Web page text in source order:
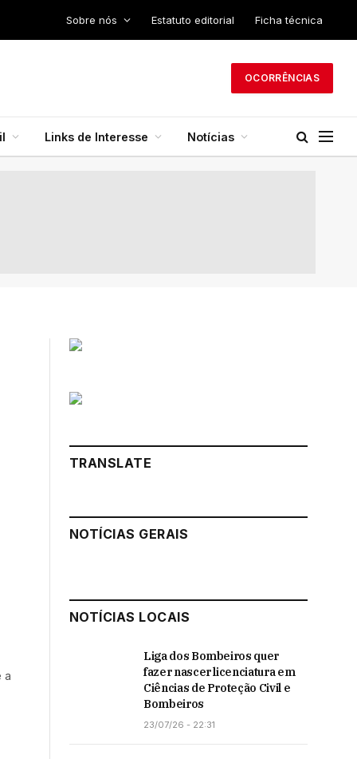
Sobre nós Estatuto editorial Ficha técnica
OCORRÊNCIAS
Links de Interesse Notícias
a
TRANSLATE
NOTÍCIAS GERAIS
NOTÍCIAS LOCAIS
Liga dos Bombeiros quer
fazer nascer licenciatura em
Ciências de Proteção Civil e
Bombeiros
23/07/26 - 22:31